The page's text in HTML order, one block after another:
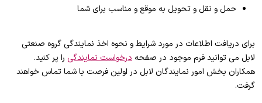
حمل و نقل و تحویل به موقع و مناسب برای شما
برای دریافت اطلاعات در مورد شرایط و نحوه اخذ نمایندگی گروه صنعتی
لابل می توانید فرم موجود در صفحه درخواست نمایندگی را پر کنید.
همکاران بخش امور نمایندگان لابل در اولین فرصت با شما تماس خواهند
گرفت.